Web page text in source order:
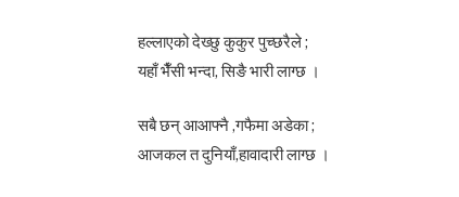
हल्लाएको देख्छु कुकुर पुच्छरैले ;
यहाँ भैँसी भन्दा, सिङै भारी लाग्छ ।
सबै छन् आआफ्नै ,गफैमा अडेका ;
आजकल त दुनियाँ,हावादारी लाग्छ ।